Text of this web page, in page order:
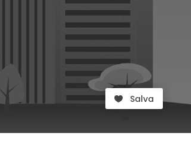
Salva